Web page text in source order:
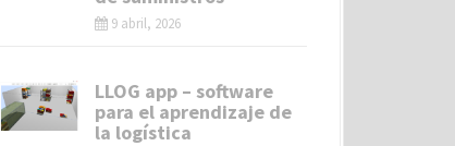
9 abril, 2026
LLOG app – software
para el aprendizaje de
la logística